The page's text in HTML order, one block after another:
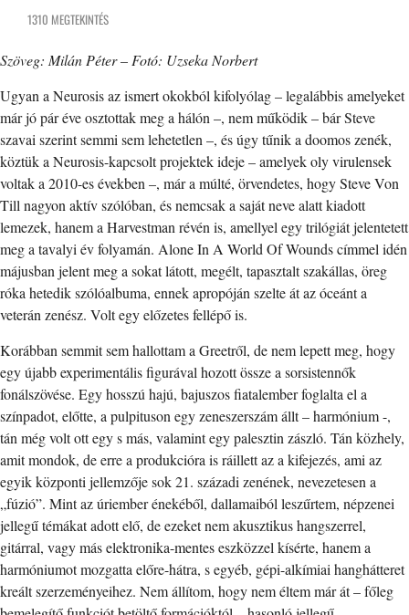
1310 MEGTEKINTÉS
Szöveg: Milán Péter – Fotó: Uzseka Norbert
Ugyan a Neurosis az ismert okokból kifolyólag – legalábbis amelyeket
már jó pár éve osztottak meg a hálón –, nem működik – bár Steve
szavai szerint semmi sem lehetetlen –, és úgy tűnik a doomos zenék,
köztük a Neurosis-kapcsolt projektek ideje – amelyek oly virulensek
voltak a 2010-es években –, már a múlté, örvendetes, hogy Steve Von
Till nagyon aktív szólóban, és nemcsak a saját neve alatt kiadott
lemezek, hanem a Harvestman révén is, amellyel egy trilógiát jelentetett
meg a tavalyi év folyamán. Alone In A World Of Wounds címmel idén
májusban jelent meg a sokat látott, megélt, tapasztalt szakállas, öreg
róka hetedik szólóalbuma, ennek apropóján szelte át az óceánt a
veterán zenész. Volt egy előzetes fellépő is.
Korábban semmit sem hallottam a Greetről, de nem lepett meg, hogy
egy újabb experimentális figurával hozott össze a sorsistennők
fonálszövése. Egy hosszú hajú, bajuszos fiatalember foglalta el a
színpadot, előtte, a pulpituson egy zeneszerszám állt – harmónium -,
tán még volt ott egy s más, valamint egy palesztin zászló. Tán közhely,
amit mondok, de erre a produkcióra is ráillett az a kifejezés, ami az
egyik központi jellemzője sok 21. századi zenének, nevezetesen a
„fúzió”. Mint az úriember énekéből, dallamaiból leszűrtem, népzenei
jellegű témákat adott elő, de ezeket nem akusztikus hangszerrel,
gitárral, vagy más elektronika-mentes eszközzel kísérte, hanem a
harmóniumot mozgatta előre-hátra, s egyéb, gépi-alkímiai hanghátteret
kreált szerzeményeihez. Nem állítom, hogy nem éltem már át – főleg